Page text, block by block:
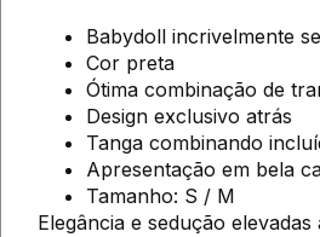
Babydoll incrivelmente
Cor preta
Ótima combinação de
Design exclusivo atrás
Tanga combinando
Apresentação em bela
Tamanho: S / M
Elegância e sedução